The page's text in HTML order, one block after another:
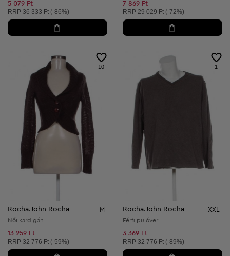
5 079 Ft
Ajánlott ár:
RRP 36 333 Ft (-86%)
7 869 Ft
Ajánlott ár:
RRP 29 029 Ft (-72%)
10
Rocha.John Rocha M
Női kardigán
13 259 Ft
Ajánlott ár:
RRP 32 776 Ft (-59%)
1
Rocha.John Rocha XXL
Férfi pulóver
3 369 Ft
Ajánlott ár:
RRP 32 776 Ft (-89%)